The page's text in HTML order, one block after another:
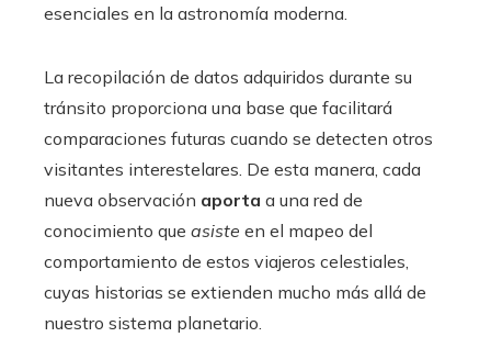
esenciales en la astronomía moderna.
La recopilación de datos adquiridos durante su
tránsito proporciona una base que facilitará
comparaciones futuras cuando se detecten otros
visitantes interestelares. De esta manera, cada
nueva observación aporta a una red de
conocimiento que asiste en el mapeo del
comportamiento de estos viajeros celestiales,
cuyas historias se extienden mucho más allá de
nuestro sistema planetario.